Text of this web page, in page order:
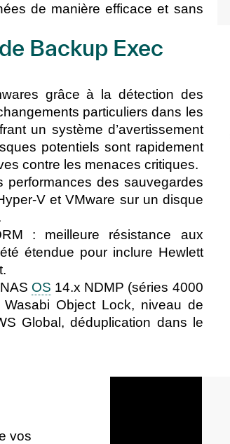
de manière efficace et sans
Backup Exec
grâce à la détection des
particuliers dans les
un système d’avertissement
potentiels sont rapidement
contre les menaces critiques.
performances des sauvegardes
V et VMware sur un disque
: meilleure résistance aux
étendue pour inclure Hewlett
OS 14.x NDMP (séries 4000
Object Lock, niveau de
Global, déduplication dans le
vos